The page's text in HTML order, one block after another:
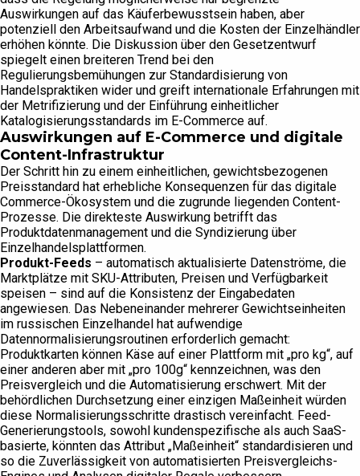
Auswirkungen auf das Käuferbewusstsein haben, aber
potenziell den Arbeitsaufwand und die Kosten der Einzelhändler
erhöhen könnte. Die Diskussion über den Gesetzentwurf
spiegelt einen breiteren Trend bei den
Regulierungsbemühungen zur Standardisierung von
Handelspraktiken wider und greift internationale Erfahrungen mit
der Metrifizierung und der Einführung einheitlicher
Katalogisierungsstandards im E-Commerce auf.
Auswirkungen auf E-Commerce und digitale
Content-Infrastruktur
Der Schritt hin zu einem einheitlichen, gewichtsbezogenen
Preisstandard hat erhebliche Konsequenzen für das digitale
Commerce-Ökosystem und die zugrunde liegenden Content-
Prozesse. Die direkteste Auswirkung betrifft das
Produktdatenmanagement und die Syndizierung über
Einzelhandelsplattformen.
Produkt-Feeds – automatisch aktualisierte Datenströme, die
Marktplätze mit SKU-Attributen, Preisen und Verfügbarkeit
speisen – sind auf die Konsistenz der Eingabedaten
angewiesen. Das Nebeneinander mehrerer Gewichtseinheiten
im russischen Einzelhandel hat aufwendige
Datennormalisierungsroutinen erforderlich gemacht:
Produktkarten können Käse auf einer Plattform mit „pro kg“, auf
einer anderen aber mit „pro 100g“ kennzeichnen, was den
Preisvergleich und die Automatisierung erschwert. Mit der
behördlichen Durchsetzung einer einzigen Maßeinheit würden
diese Normalisierungsschritte drastisch vereinfacht. Feed-
Generierungstools, sowohl kundenspezifische als auch SaaS-
basierte, könnten das Attribut „Maßeinheit“ standardisieren und
so die Zuverlässigkeit von automatisierten Preisvergleichs-